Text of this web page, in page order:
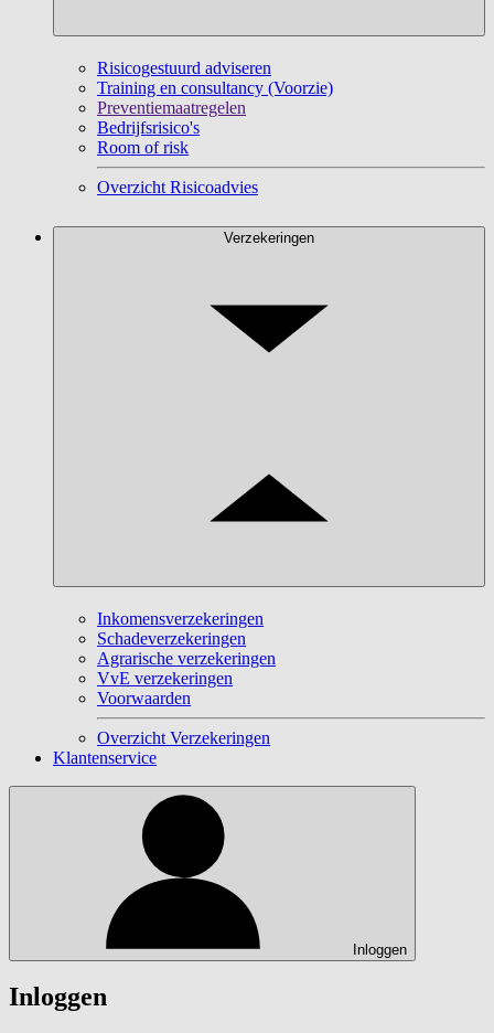
Risicogestuurd adviseren
Training en consultancy (Voorzie)
Preventiemaatregelen
Bedrijfsrisico's
Room of risk
Overzicht Risicoadvies
Verzekeringen
Inkomensverzekeringen
Schadeverzekeringen
Agrarische verzekeringen
VvE verzekeringen
Voorwaarden
Overzicht Verzekeringen
Klantenservice
Inloggen
Inloggen